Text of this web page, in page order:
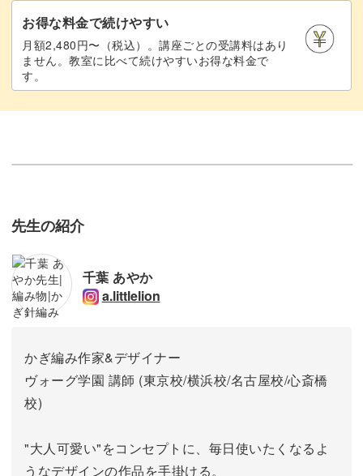
お得な料金で続けやすい
月額2,480円〜（税込）。講座ごとの受講料はあり
ません。教室に比べて続けやすいお得な料金で
す。
先生の紹介
千葉 あやか
a.littlelion
かぎ編み作家&デザイナー
ヴォーグ学園 講師 (東京校/横浜校/名古屋校/心斎橋
校)
"大人可愛い"をコンセプトに、毎日使いたくなるよ
うなデザインの作品を手掛ける。